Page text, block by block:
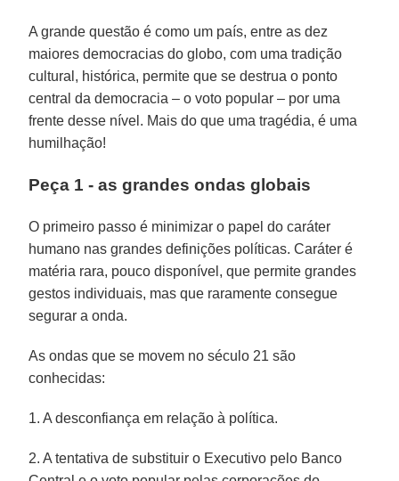
A grande questão é como um país, entre as dez
maiores democracias do globo, com uma tradição
cultural, histórica, permite que se destrua o ponto
central da democracia – o voto popular – por uma
frente desse nível. Mais do que uma tragédia, é uma
humilhação!
Peça 1 - as grandes ondas globais
O primeiro passo é minimizar o papel do caráter
humano nas grandes definições políticas. Caráter é
matéria rara, pouco disponível, que permite grandes
gestos individuais, mas que raramente consegue
segurar a onda.
As ondas que se movem no século 21 são
conhecidas:
1. A desconfiança em relação à política.
2. A tentativa de substituir o Executivo pelo Banco